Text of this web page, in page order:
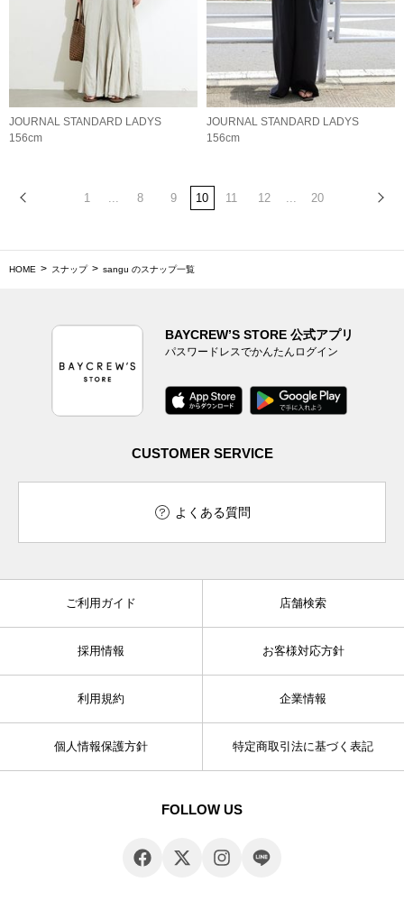
JOURNAL STANDARD LADYS
156cm
JOURNAL STANDARD LADYS
156cm
1 8 9 10 11 12 20
HOME スナップ sangu のスナップ一覧
BAYCREW’S STORE 公式アプリ
パスワードレスでかんたんログイン
CUSTOMER SERVICE
よくある質問
ご利用ガイド 店舗検索
採用情報 お客様対応方針
利用規約 企業情報
個人情報保護方針 特定商取引法に基づく表記
FOLLOW US